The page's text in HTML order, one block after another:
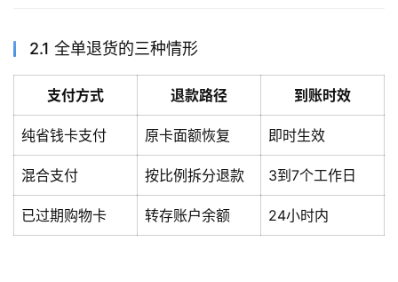
2.1 全单退货的三种情形
支付方式 退款路径 到账时效
纯省钱卡支付 原卡面额恢复 即时生效
混合支付 按比例拆分退款 3到7个工作日
已过期购物卡 转存账户余额 24小时内